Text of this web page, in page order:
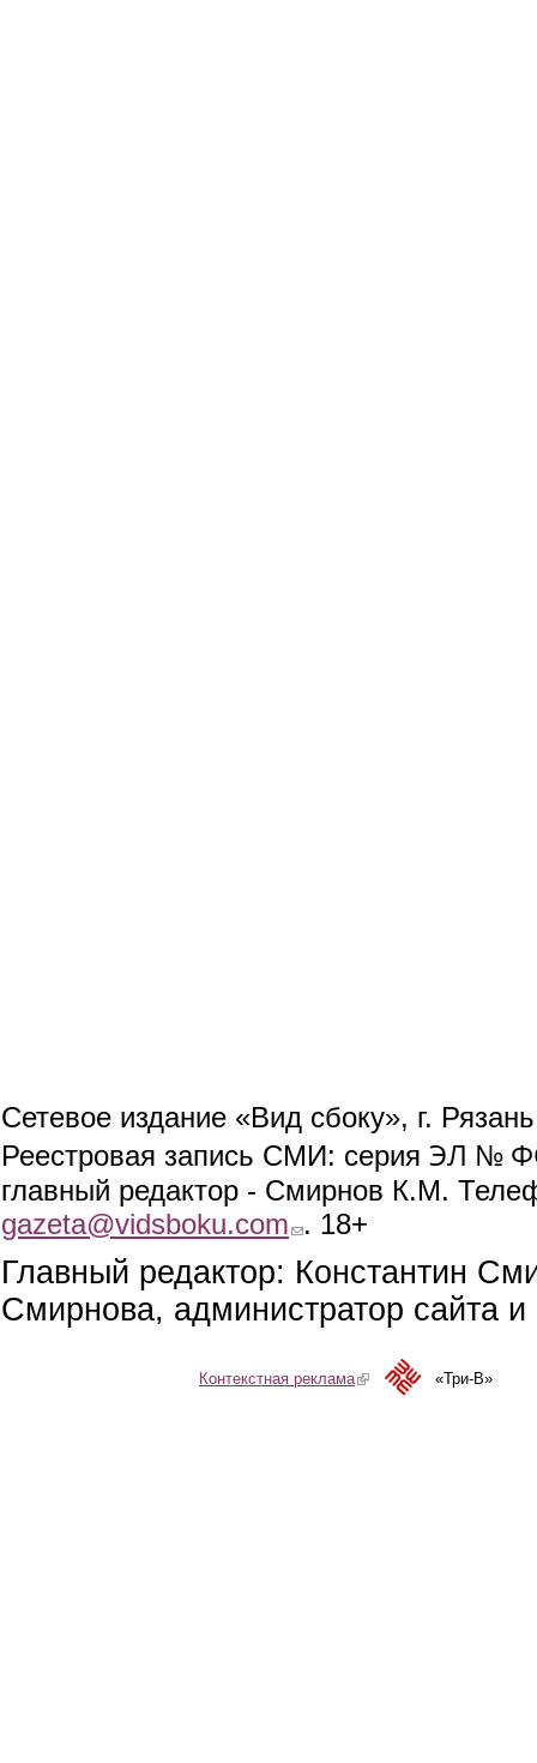
Сетевое издание «Вид сбоку», г.
Реестровая запись СМИ: серия ЭЛ №
главный редактор - Смирнов К.М.
gazeta@vidsboku.com (link sends e-mail)
. 18+
Главный редактор: Константин
Смирнова, администратор сайта
Контекстная реклама(link is external)«Три-В»